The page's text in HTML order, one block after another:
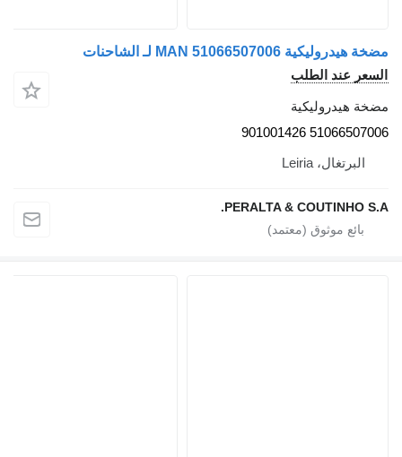
مضخة هيدروليكية MAN 51066507006 لـ الشاحنات
السعر عند الطلب
مضخة هيدروليكية
51066507006 901001426
البرتغال، Leiria
PERALTA & COUTINHO S.A.